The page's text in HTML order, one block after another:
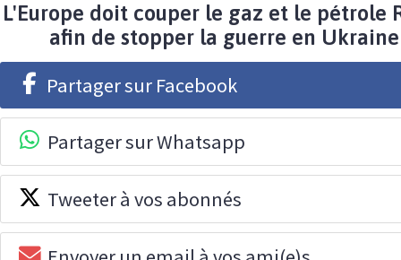
L'Europe doit couper le gaz et le pétrole
afin de stopper la guerre en Ukraine
Partager sur Facebook
Partager sur Whatsapp
Tweeter à vos abonnés